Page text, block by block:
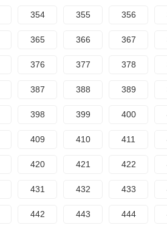
354 355 356
365 366 367
376 377 378
387 388 389
398 399 400
409 410 411
420 421 422
431 432 433
442 443 444